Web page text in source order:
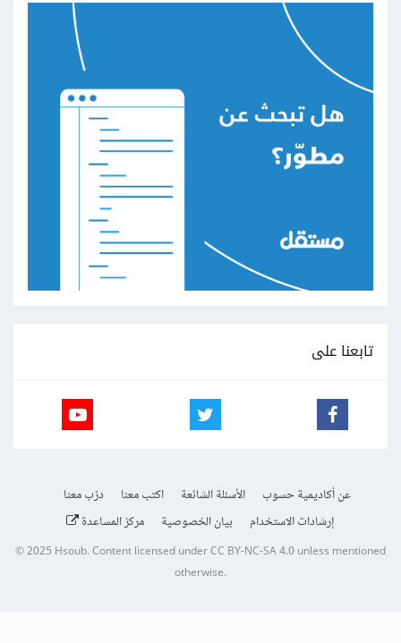
تابعنا على
عن أكاديمية حسوب الأسئلة الشائعة اكتب معنا
درّب معنا
إرشادات الاستخدام
بيان الخصوصية مركز المساعدة
© 2025Hsoub.Content licensed underCC BY-NC-SA 4.0unless mentioned
otherwise.